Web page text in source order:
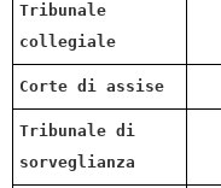
Tribunale
collegiale
Corte di assise
Tribunale di
sorveglianza